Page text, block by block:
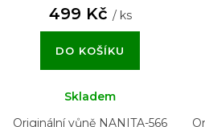
499 Kč / ks
DO KOŠÍKU
Skladem
Originální vůně NANITA-566